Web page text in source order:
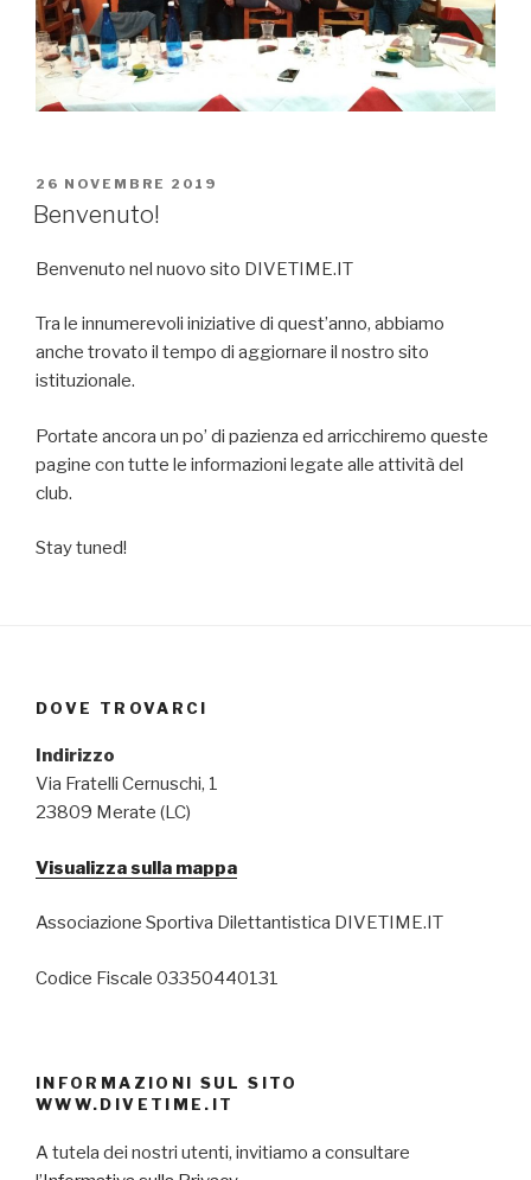
PUBBLICATO
IL
26 NOVEMBRE 2019
Benvenuto!
Benvenuto nel nuovo sito DIVETIME.IT
Tra le innumerevoli iniziative di quest’anno, abbiamo
anche trovato il tempo di aggiornare il nostro sito
istituzionale.
Portate ancora un po’ di pazienza ed arricchiremo queste
pagine con tutte le informazioni legate alle attività del
club.
Stay tuned!
DOVE TROVARCI
Indirizzo
Via Fratelli Cernuschi, 1
23809 Merate (LC)
Visualizza sulla mappa
Associazione Sportiva Dilettantistica DIVETIME.IT
Codice Fiscale 03350440131
INFORMAZIONI SUL SITO
WWW.DIVETIME.IT
A tutela dei nostri utenti, invitiamo a consultare